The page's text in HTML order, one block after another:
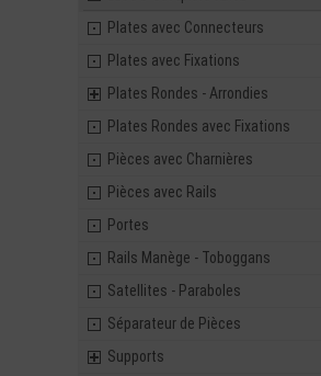
Plates avec Connecteurs
Plates avec Fixations
Plates Rondes - Arrondies
Plates Rondes avec Fixations
Pièces avec Charnières
Pièces avec Rails
Portes
Rails Manège - Toboggans
Satellites - Paraboles
Séparateur de Pièces
Supports